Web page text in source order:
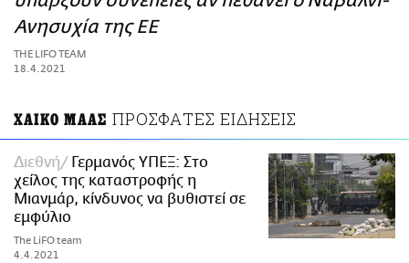
ΑΜΠΑ
PRINT
Ανησυχία της ΕΕ
THE LIFO TEAM
18.4.2021
ΧΑΙΚΟ ΜΑΑΣ ΠΡΟΣΦΑΤΕΣ ΕΙΔΗΣΕΙΣ
Διεθνή
Γερμανός ΥΠΕΞ: Στο
χείλος της καταστροφής η
Μιανμάρ, κίνδυνος να βυθιστεί σε
εμφύλιο
The LiFO team
4.4.2021